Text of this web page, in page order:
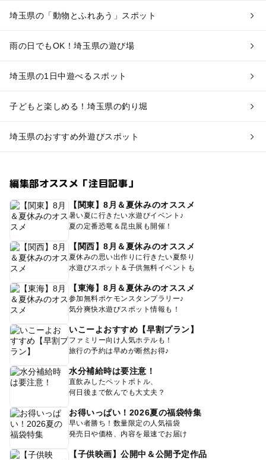
埼玉県の「動物とふれあう」スポット
雨の日でもOK！埼玉県の遊び場
埼玉県の1日中遊べるスポット
子どもと楽しめる！埼玉県の釣り堀
埼玉県のおすすめ外遊びスポット
編集部オススメ「注目記事」
【関東】8月＆夏休みのオススメ
暑い夏に行きたい水遊びイベント♪
夏の定番恐竜＆昆虫展も開催！
【関西】8月＆夏休みのオススメ
夏休みの思い出作りに行きたい夏祭り
水遊びスポット＆子供無料イベントも
【東海】8月＆夏休みのオススメ
参加無料ポケモンスタンプラリー♪
気分爽快水遊びスポット情報も！
いこーよおすすめ【早割プラン】
ファミリー向け人気ホテルも！
旅行の予約は早めが断然お得♪
水分補給時は要注意！
直飲みしたペットボトル、
何日後まで飲んでも大丈夫？
お得いっぱい！2026夏の福袋特集
早い者勝ち！数量限定の人気福袋
発売日や価格、内容を最速でお届け
【子供映画】公開中＆公開予定作品